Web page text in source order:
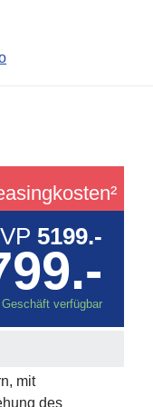
5199.-
verfügbar
mit
des